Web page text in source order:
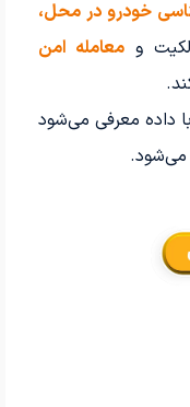
خودرو در محل،
و معامله امن
داده معرفی می‌شود
می‌شود.